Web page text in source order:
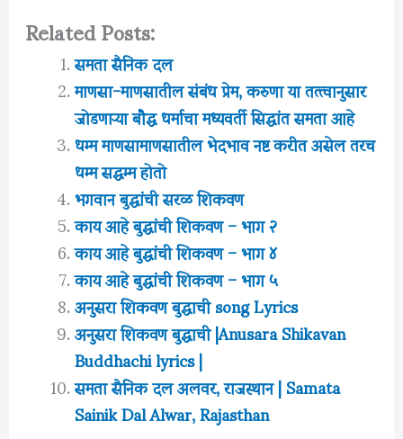
Related Posts:
समता सैनिक दल
माणसा-माणसातील संबंध प्रेम, करुणा या तत्त्वानुसार
जोडणाऱ्या बौद्ध धर्माचा मध्यवर्ती सिद्धांत समता आहे
धम्म माणसामाणसातील भेदभाव नष्ट करीत असेल तरच
धम्म सद्धम्म होतो
भगवान बुद्धांची सरळ शिकवण
काय आहे बुद्धांची शिकवण – भाग २
काय आहे बुद्धांची शिकवण – भाग ४
काय आहे बुद्धांची शिकवण – भाग ५
अनुसरा शिकवण बुद्धाची song Lyrics
अनुसरा शिकवण बुद्धाची |Anusara Shikavan
Buddhachi lyrics |
समता सैनिक दल अलवर, राजस्थान | Samata
Sainik Dal Alwar, Rajasthan